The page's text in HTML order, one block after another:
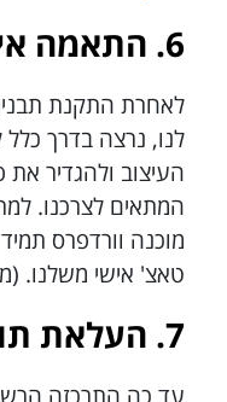
6. התאמה אישית
לאחרת התקנת
לנו, נרצה בדרך כלל
העיצוב ולהגדיר
המתאים לצרכנו.
מוכנה וורדפרס
טאצ' אישי משלנו.
7. העלאת תוכן